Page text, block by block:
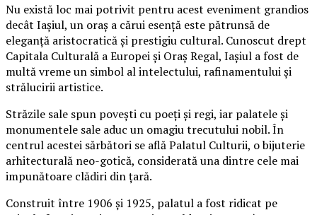
Nu există loc mai potrivit pentru acest eveniment grandios
decât Iașiul, un oraș a cărui esență este pătrunsă de
eleganță aristocratică și prestigiu cultural. Cunoscut drept
Capitala Culturală a Europei și Oraș Regal, Iașiul a fost de
multă vreme un simbol al intelectului, rafinamentului și
strălucirii artistice.
Străzile sale spun povești cu poeți și regi, iar palatele și
monumentele sale aduc un omagiu trecutului nobil. În
centrul acestei sărbători se află Palatul Culturii, o bijuterie
arhitecturală neo-gotică, considerată una dintre cele mai
impunătoare clădiri din țară.
Construit între 1906 și 1925, palatul a fost ridicat pe